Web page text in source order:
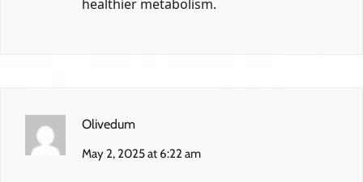
healthier metabolism.
Olivedum
May 2, 2025 at 6:22 am